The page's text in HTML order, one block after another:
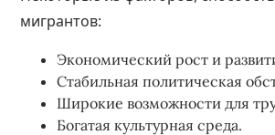
мигрантов:
Экономический рост и
Стабильная политическая
Широкие возможности для
Богатая культурная среда.